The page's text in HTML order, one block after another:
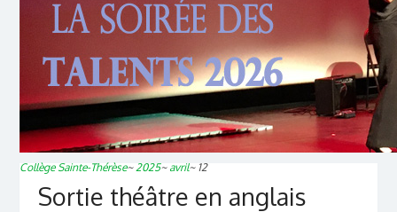
Collège Sainte-Thérèse~ 2025~ avril~ 12
Sortie théâtre en anglais